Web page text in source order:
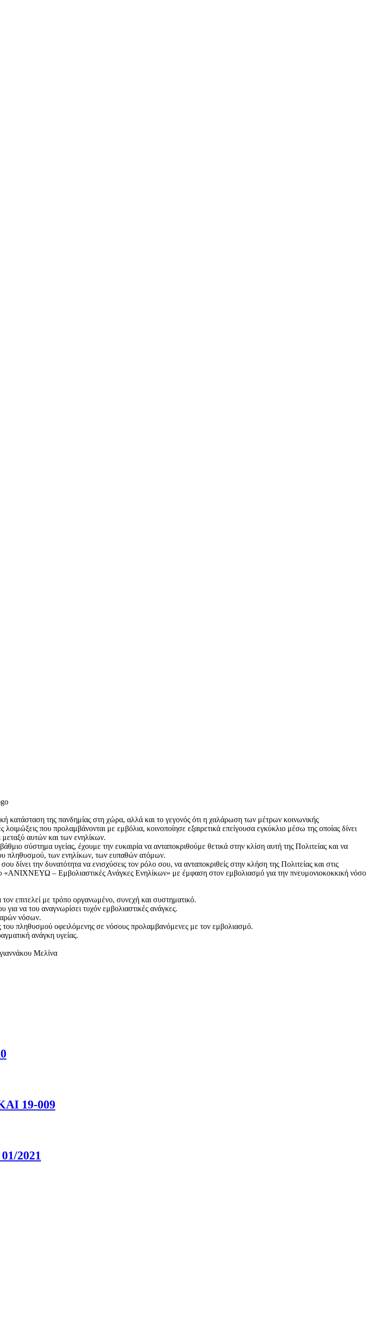
κατάσταση της πανδημίας στη χώρα, αλλά και το γεγονός ότι η χαλάρωση των μέτρων κοινωνικής
που προλαμβάνονται με εμβόλια, κοινοποίησε εξαιρετικά επείγουσα εγκύκλιο μέσω της οποίας δίνει
αυτών και των ενηλίκων.
σύστημα υγείας, έχουμε την ευκαιρία να ανταποκριθούμε θετικά στην κλίση αυτή της Πολιτείας και να
πληθυσμού, των ενηλίκων, των ευπαθών ατόμων.
την δυνατότητα να ενισχύσεις τον ρόλο σου, να ανταποκριθείς στην κλήση της Πολιτείας και στις
«ΑΝΙΧΝΕΥΩ – Εμβολιαστικές Ανάγκες Ενηλίκων» με έμφαση στον εμβολιασμό για την πνευμονιοκοκκική νόσο
επιτελεί με τρόπο οργανωμένο, συνεχή και συστηματικό.
να του αναγνωρίσει τυχόν εμβολιαστικές ανάγκες.
νόσων.
πληθυσμού οφειλόμενης σε νόσους προλαμβανόμενες με τον εμβολιασμό.
ανάγκη υγείας.
Μελίνα
19-009
2021